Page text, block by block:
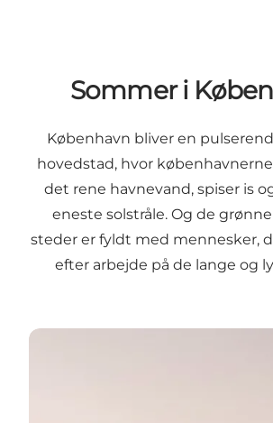
Sommer i
København bliver en
hovedstad, hvor
det rene havnevand, spiser is
eneste solstråle. Og de
steder er fyldt med mennesker,
efter arbejde på de lange og
Solen skinner på alle